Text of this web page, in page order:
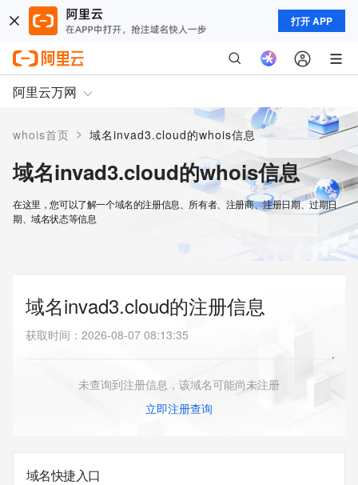
打开 APP
阿里云万网
whois首页 > 域名invad3.cloud的whois信息
域名invad3.cloud的whois信息
在这里，您可以了解一个域名的注册信息、所有者、注册商、注册日期、过期日
期、域名状态等信息
域名invad3.cloud的注册信息
获取时间 ： 2026-08-07 08:13:35
未查询到注册信息，该域名可能尚未注册
立即注册查询
域名快捷入口